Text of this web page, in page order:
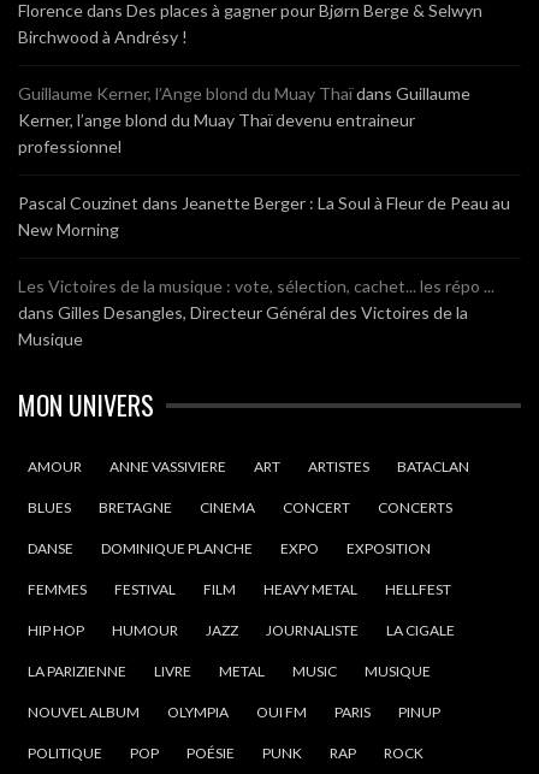
Florencedans Des places à gagner pour Bjørn Berge & Selwyn
Birchwood à Andrésy !
Guillaume Kerner, l’Ange blond du Muay Thaïdans Guillaume
Kerner, l’ange blond du Muay Thaï devenu entraineur
professionnel
Pascal Couzinet dans Jeanette Berger : La Soul à Fleur de Peau au
New Morning
Les Victoires de la musique : vote, sélection, cachet... les répo ...
dans Gilles Desangles, Directeur Général des Victoires de la
Musique
MON UNIVERS
AMOUR ANNE VASSIVIERE ART ARTISTES BATACLAN
BLUES BRETAGNE CINEMA CONCERT CONCERTS
DANSE DOMINIQUE PLANCHE EXPO EXPOSITION
FEMMES FESTIVAL FILM HEAVY METAL HELLFEST
HIP HOP HUMOUR JAZZ JOURNALISTE LA CIGALE
LA PARIZIENNE LIVRE METAL MUSIC MUSIQUE
NOUVEL ALBUM OLYMPIA OUI FM PARIS PINUP
POLITIQUE POP POÉSIE PUNK RAP ROCK